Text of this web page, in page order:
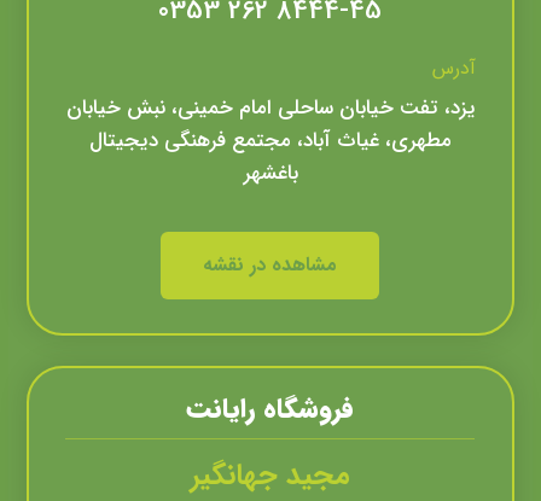
8444-45 262 0353
آدرس
یزد، تفت خیابان ساحلی امام خمینی، نبش خیابان
مطهری، غیاث آباد، مجتمع فرهنگی دیجیتال
باغشهر
مشاهده در نقشه
فروشگاه رایانت
مجید جهانگیر